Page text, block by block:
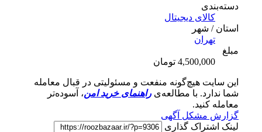
دسته‌بندی
کالای دیجیتال
استان / شهر
تهران
مبلغ
4,500,000 تومان
این سایت هیچ‌گونه منفعت و مسئولیتی در قبال معامله
شما ندارد. با مطالعه‌یراهنمای خرید امن، آسوده‌تر
معامله کنید.
گزارش مشکل آگهی
لینک اشتراک گذاری